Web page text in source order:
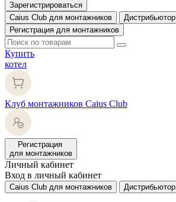
Зарегистрироваться
Caius Club для монтажников
Дистрибьютор
Регистрация для монтажников
Купить
котел
Клуб монтажников Caius Club
Регистрация
для монтажников
Личный кабинет
Вход в личный кабинет
Caius Club для монтажников Дистрибьютор